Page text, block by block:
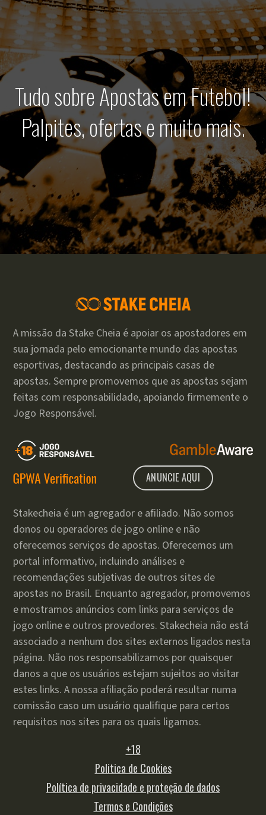
Tudo sobre Apostas em Futebol!
Palpites, ofertas e muito mais.
A missão da Stake Cheia é apoiar os apostadores em
sua jornada pelo emocionante mundo das apostas
esportivas, destacando as principais casas de
apostas. Sempre promovemos que as apostas sejam
feitas com responsabilidade, apoiando firmemente o
Jogo Responsável.
ANUNCIE AQUI
Stakecheia é um agregador e afiliado. Não somos
donos ou operadores de jogo online e não
oferecemos serviços de apostas. Oferecemos um
portal informativo, incluindo análises e
recomendações subjetivas de outros sites de
apostas no Brasil. Enquanto agregador, promovemos
e mostramos anúncios com links para serviços de
jogo online e outros provedores. Stakecheia não está
associado a nenhum dos sites externos ligados nesta
página. Não nos responsabilizamos por quaisquer
danos a que os usuários estejam sujeitos ao visitar
estes links. A nossa afiliação poderá resultar numa
comissão caso um usuário qualifique para certos
requisitos nos sites para os quais ligamos.
+18
Politica de Cookies
Política de privacidade e proteção de dados
Termos e Condições